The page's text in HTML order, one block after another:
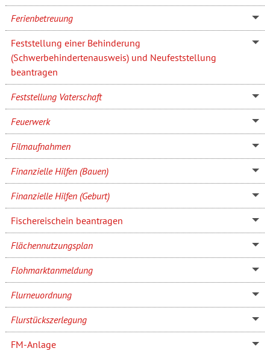
Ferienbetreuung
Feststellung einer Behinderung
(Schwerbehindertenausweis) und Neufeststellung
beantragen
Feststellung Vaterschaft
Feuerwerk
Filmaufnahmen
Finanzielle Hilfen (Bauen)
Finanzielle Hilfen (Geburt)
Fischereischein beantragen
Flächennutzungsplan
Flohmarktanmeldung
Flurneuordnung
Flurstückszerlegung
FM-Anlage